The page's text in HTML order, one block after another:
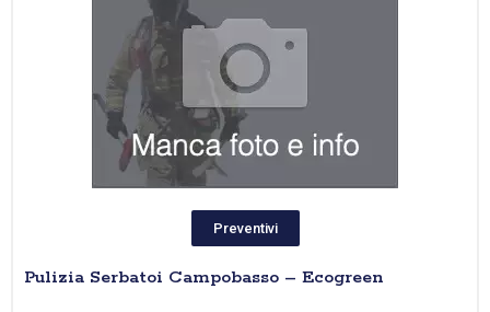
Preventivi
Pulizia Serbatoi Campobasso – Ecogreen